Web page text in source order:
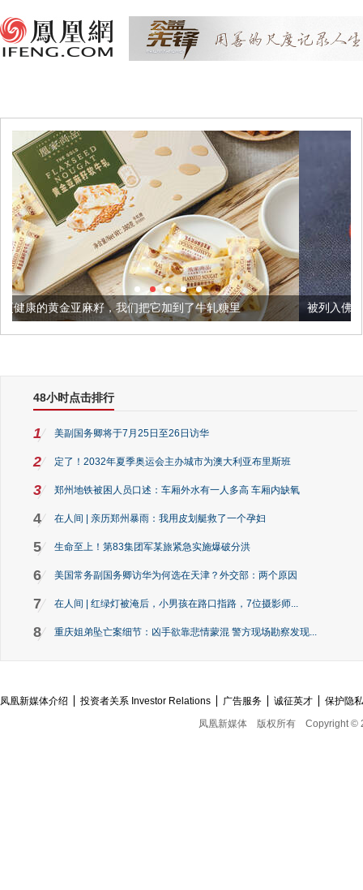
们把它加到了牛轧糖里 被列入佛家七宝的它到底有多美
48小时点击排行
1 美副国务卿将于7月25日至26日访华
2 定了！2032年夏季奥运会主办城市为澳大利亚布里斯班
3 郑州地铁被困人员口述：车厢外水有一人多高 车厢内缺氧
4 在人间 | 亲历郑州暴雨：我用皮划艇救了一个孕妇
5 生命至上！第83集团军某旅紧急实施爆破分洪
6 美国常务副国务卿访华为何选在天津？外交部：两个原因
7 在人间 | 红绿灯被淹后，小男孩在路口指路，7位摄影师...
8 重庆姐弟坠亡案细节：凶手欲靠悲情蒙混 警方现场勘察发现...
凤凰新媒体介绍 投资者关系 Investor Relations 广告服务 诚征英才
保护隐
凤凰新媒体
版权所有 Copyright ©